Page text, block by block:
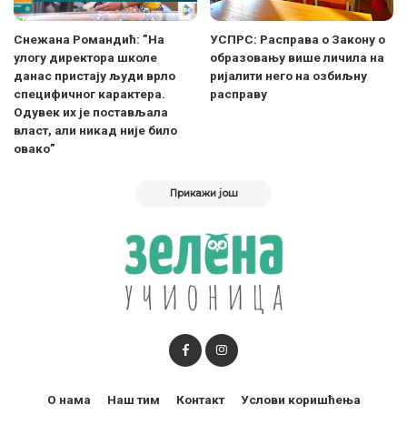
Снежана Романдић: ”На
улогу директора школе
данас пристају људи врло
специфичног карактера.
Одувек их је постављала
власт, али никад није било
овако”
УСПРС: Расправа о Закону о
образовању више личила на
ријалити него на озбиљну
расправу
Прикажи још
О нама Наш тим Контакт Услови коришћења